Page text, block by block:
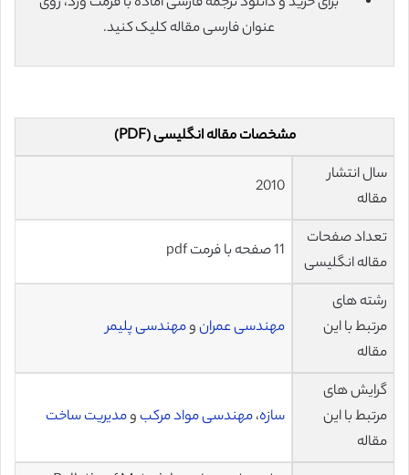
عنوان فارسی مقاله کلیک کنید.
مشخصات مقاله انگلیسی (PDF)
سال انتشار
مقاله
2010
تعداد صفحات
مقاله انگلیسی
11 صفحه با فرمت pdf
رشته های
مرتبط با این
مقاله
مهندسی عمرانومهندسی پلیمر
گرایش های
مرتبط با این
مقاله
سازه،مهندسی مواد مرکب ومدیریت ساخت